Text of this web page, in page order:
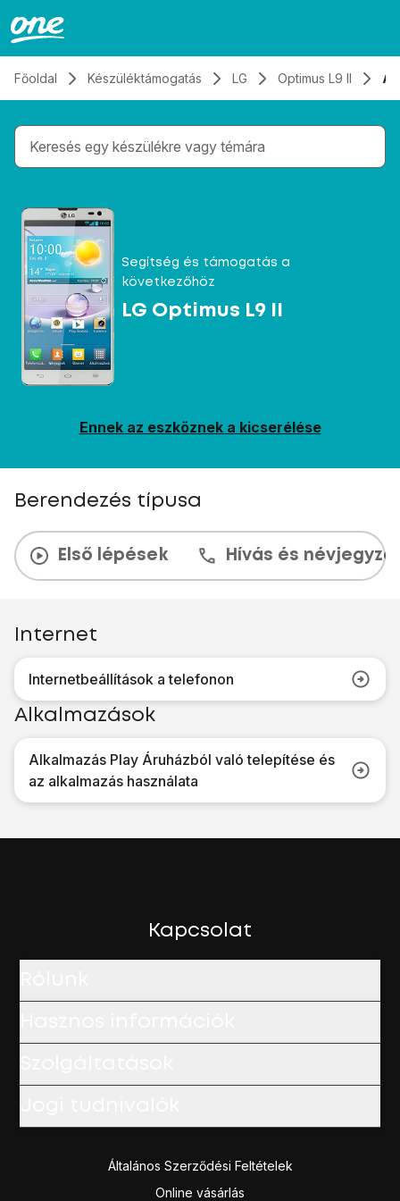
Főoldal Készüléktámogatás LG Optimus L9 II
Gépelés közben megjelennek a keresési
Segítség és támogatás a
következőhöz
LG Optimus L9 II
Ennek az eszköznek a kicserélése
Berendezés típusa
Első lépések Hívás és
Internet
Internetbeállítások a telefonon
Alkalmazások
Alkalmazás Play Áruházból való telepítése és
az alkalmazás használata
Kapcsolat
Általános Szerződési Feltételek
Online vásárlás